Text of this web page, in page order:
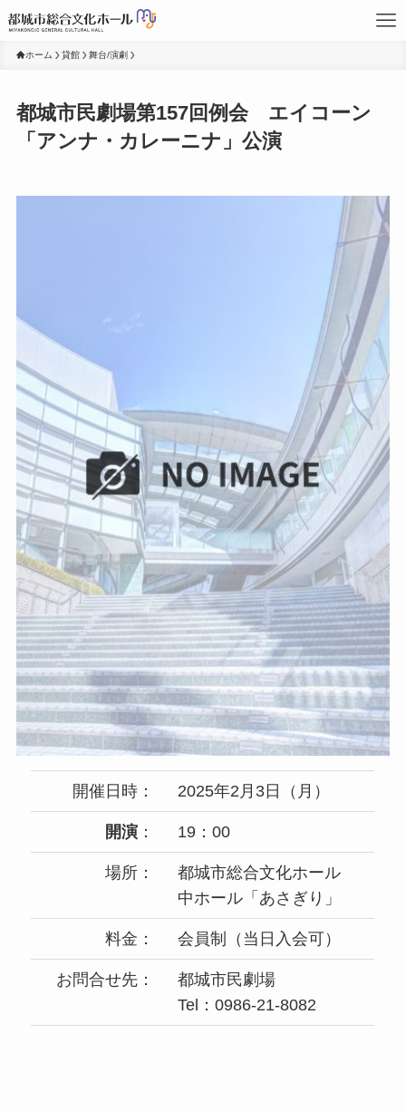
ホーム 貸館 舞台/演劇
都城市民劇場第157回例会 エイコーン
「アンナ・カレーニナ」公演
開催日時： 2025年2月3日（月）
開演： 19：00
場所：
都城市総合文化ホール
中ホール「あさぎり」
料金： 会員制（当日入会可）
お問合せ先：
都城市民劇場
Tel：0986-21-8082